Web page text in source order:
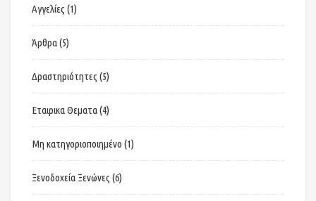
Αγγελίες (1)
Άρθρα(5)
Δραστηριότητες (5)
Εταιρικα Θεματα(4)
Μη κατηγοριοποιημένο (1)
Ξενοδοχεία Ξενώνες (6)